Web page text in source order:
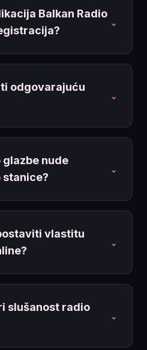
Balkan Radio
⌄
odgovarajuću
⌄
glazbe nude
stanice?
⌄
vlastitu
⌄
slušanost radio
⌄